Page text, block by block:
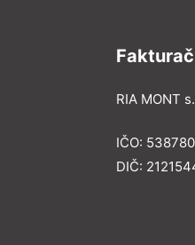
RIA MONT
IČO:
DIČ: